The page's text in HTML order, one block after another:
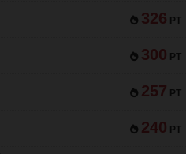
326 PT
300 PT
257 PT
240 PT